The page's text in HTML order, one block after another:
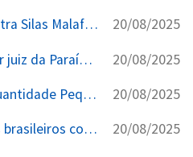
Busca e apreensão contra Silas Malafaia 20/08/2025
Venda de sentenças por juiz da Paraíba - Operação Sisamnes 20/08/2025
Soltura Indevida por Quantidade Pequena de Droga (200 kg cocaína) 20/08/2025
Moraes adverte bancos brasileiros contra aplicação de sanções dos EUA 20/08/2025